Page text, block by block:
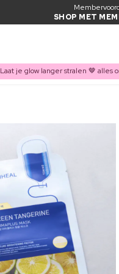
SHOP MET
Laat je glow langer stralen 🤎 alles